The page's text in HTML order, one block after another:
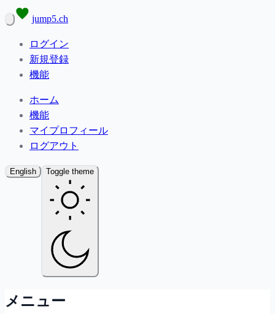
jump5.ch
ログイン
新規登録
機能
ホーム
機能
マイプロフィール
ログアウト
English Toggle theme
メニュー